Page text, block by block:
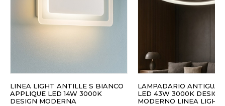
LINEA LIGHT ANTILLE S BIANCO
APPLIQUE LED 14W 3000K
DESIGN MODERNA
LAMPADARIO ANTIGUA
LED 43W 3000K DESIGN
MODERNO LINEA LIGHT